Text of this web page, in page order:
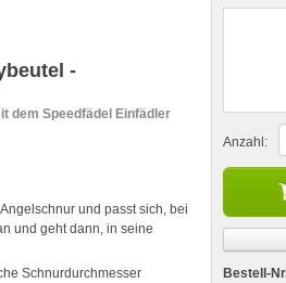
-
dem Speedfädel Einfädler
und passt sich, bei
und geht dann, in seine
Schnurdurchmesser
Anzahl:
Bestell-